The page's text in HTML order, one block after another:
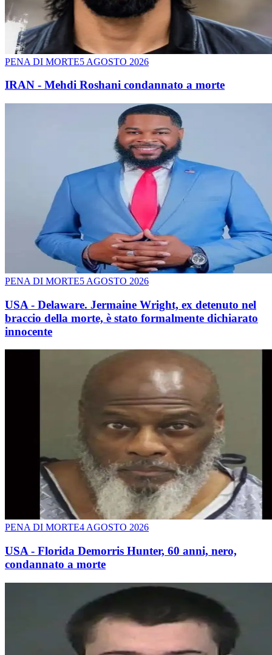
PENA DI MORTE5 AGOSTO 2026
IRAN - Mehdi Roshani condannato a morte
PENA DI MORTE5 AGOSTO 2026
USA - Delaware. Jermaine Wright, ex detenuto nel
braccio della morte, è stato formalmente dichiarato
innocente
PENA DI MORTE4 AGOSTO 2026
USA - Florida Demorris Hunter, 60 anni, nero,
condannato a morte